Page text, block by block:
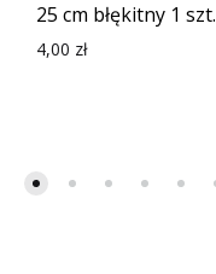
25 cm błękitny 1 szt.
4,00 zł